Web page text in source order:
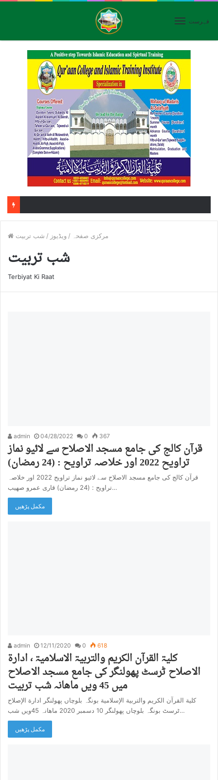
فہرست
مرکزی صفحہ / ویڈیوز / شب تربیت
شب تربیت
Terbiyat Ki Raat
admin 04/28/2022 0 367
قرآن کالج کی جامع مسجد الاصلاح سے لائیو نماز
تراویح 2022 اور خلاصہ تراویح : (24 رمضان)
قرآن کالج کی جامع مسجد الاصلاح سے لائیو نماز تراویح 2022 اور خلاصہ
تراویح : (24 رمضان) قاری عمرو صھیب…
مکمل پڑھیں
admin 12/11/2020 0 618
کلیۃ القرآن الکریم والتربیۃ الاسلامیۃ ، ادارۃ
الاصلاح ٹرسٹ پھولنگر کی جامع مسجد الاصلاح
میں 45 ویں ماھانہ شب تربیت
كلية القرآن الكريم والتربية الإسلامية بونگہ بلوچاں پھولنگر ادارة الإصلاح
ٹرسٹ بونگہ بلوچاں پھولنگر 10 دسمبر 2020 ماھانہ 45ويں شب…
مکمل پڑھیں